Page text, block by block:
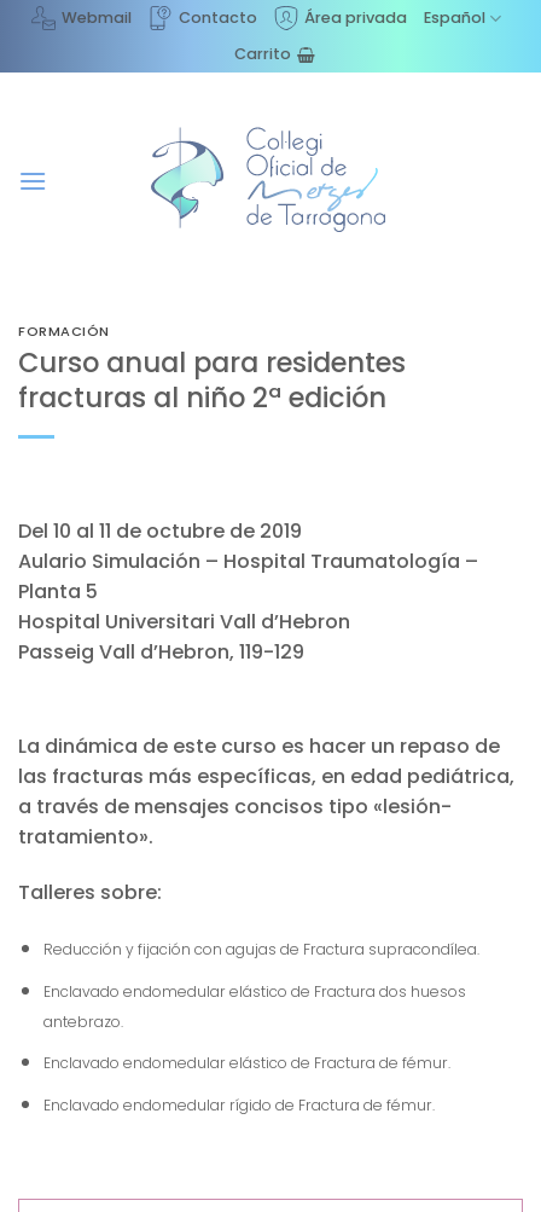
Saltar
contenido
Webmail Contacto Área privada
Español
Carrito
FORMACIÓN
Curso anual para residentes
fracturas al niño 2ª edición
Del 10 al 11 de octubre de 2019
Aulario Simulación – Hospital Traumatología –
Planta 5
Hospital Universitari Vall d’Hebron
Passeig Vall d’Hebron, 119-129
La dinámica de este curso es hacer un repaso de
las fracturas más específicas, en edad pediátrica,
a través de mensajes concisos tipo «lesión-
tratamiento».
Talleres sobre:
Reducción y fijación con agujas de Fractura supracondílea.
Enclavado endomedular elástico de Fractura dos huesos
antebrazo.
Enclavado endomedular elástico de Fractura de fémur.
Enclavado endomedular rígido de Fractura de fémur.